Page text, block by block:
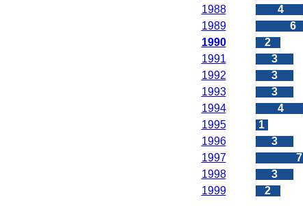
1988
4
1989
6
1990
2
1991
3
1992
3
1993
3
1994
4
1995
1
1996
3
1997
7
1998
3
1999
2